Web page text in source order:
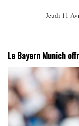
Jeudi 11
Le Bayern Munich